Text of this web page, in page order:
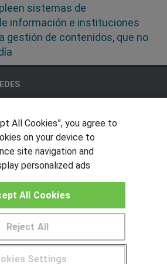
sistemas de
información e instituciones
gestión de contenidos, que no
All Cookies”, you agree to
on your device to
site navigation and
personalized ads
Settings
Reject All
All Cookies